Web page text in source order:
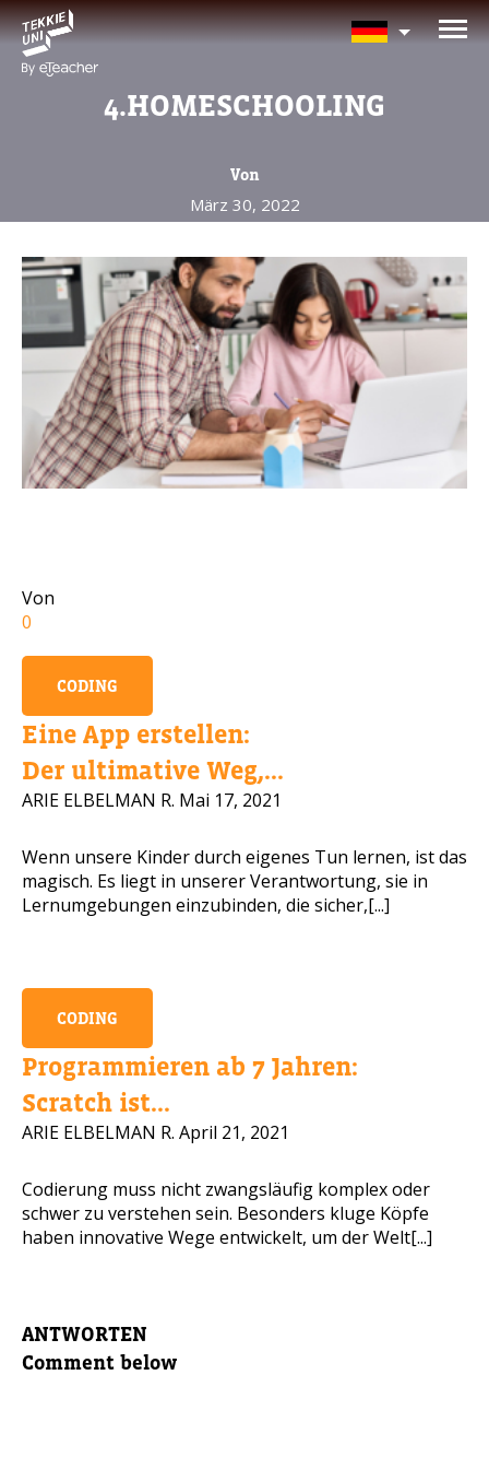
4.HOMESCHOOLING
Von
März 30, 2022
Von
0
CODING
Eine App erstellen:
Der ultimative Weg,...
ARIE ELBELMAN R. Mai 17, 2021
Wenn unsere Kinder durch eigenes Tun lernen, ist das
magisch. Es liegt in unserer Verantwortung, sie in
Lernumgebungen einzubinden, die sicher,[...]
CODING
Programmieren ab 7 Jahren:
Scratch ist...
ARIE ELBELMAN R. April 21, 2021
Codierung muss nicht zwangsläufig komplex oder
schwer zu verstehen sein. Besonders kluge Köpfe
haben innovative Wege entwickelt, um der Welt[...]
ANTWORTEN
Comment below
BRAUCHEN SIE HILFE BEI
DER KURSAUSWAHL?
Eltern vollständiger Name
Alter Ihres Kindes
Alter Ihres Kindes
Eltern E-Mail